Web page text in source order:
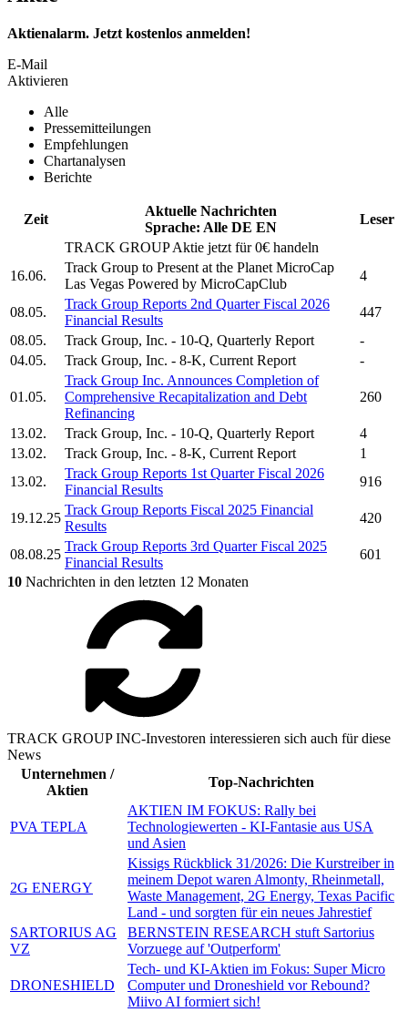
Aktienalarm. Jetzt kostenlos anmelden!
E-Mail
Aktivieren
Alle
Pressemitteilungen
Empfehlungen
Chartanalysen
Berichte
Zeit
Aktuelle Nachrichten
Sprache: Alle DE EN
Leser
TRACK GROUPAktie jetzt für 0€ handeln
16.06.
Track Group to Present at the Planet MicroCap
Las Vegas Powered by MicroCapClub
4
08.05.
Track Group Reports 2nd Quarter Fiscal 2026
Financial Results
447
08.05.
Track Group, Inc. - 10-Q, Quarterly Report
-
04.05.
Track Group, Inc. - 8-K, Current Report -
01.05.
Track Group Inc. Announces Completion of
Comprehensive Recapitalization and Debt
Refinancing
260
13.02. Track Group, Inc. - 10-Q, Quarterly Report
4
13.02.
Track Group, Inc. - 8-K, Current Report
1
13.02.
Track Group Reports 1st Quarter Fiscal 2026
Financial Results
916
19.12.25
Track Group Reports Fiscal 2025 Financial
Results
420
08.08.25
Track Group Reports 3rd Quarter Fiscal 2025
Financial Results
601
10 Nachrichten in den letzten 12 Monaten
TRACK GROUP INC-Investoren interessieren sich auch für diese
News
Unternehmen /
Aktien
Top-Nachrichten
PVA TEPLA
AKTIEN IM FOKUS: Rally bei
Technologiewerten - KI-Fantasie aus USA
und Asien
2G ENERGY
Kissigs Rückblick 31/2026: Die Kurstreiber in
meinem Depot waren Almonty, Rheinmetall,
Waste Management, 2G Energy, Texas Pacific
Land - und sorgten für ein neues Jahrestief
SARTORIUS AG
VZ
BERNSTEIN RESEARCH stuft Sartorius
Vorzuege auf 'Outperform'
DRONESHIELD
Tech- und KI-Aktien im Fokus: Super Micro
Computer und Droneshield vor Rebound?
Miivo AI formiert sich!